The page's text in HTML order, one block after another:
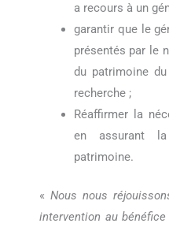
a recours à un
garantir que le
présentés par le
du patrimoine
recherche ;
Réaffirmer la
en assurant
patrimoine.
«Nous nous
intervention au